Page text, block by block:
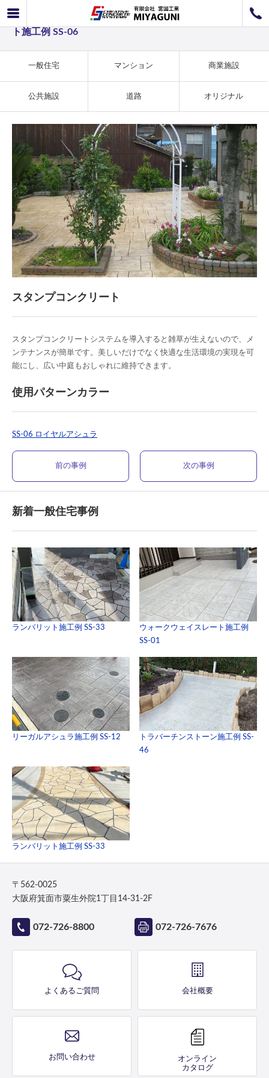
お問い合わせ 工事のお見積もり
一般住宅事例 中庭の維持が簡単なスタンプコンクリー
ト施工例 SS-06
一般住宅 マンション 商業施設
公共施設 道路 オリジナル
スタンプコンクリート
スタンプコンクリートシステムを導入すると雑草が生えないので、メ
ンテナンスが簡単です。美しいだけでなく快適な生活環境の実現を可
能にし、広い中庭もおしゃれに維持できます。
使用パターンカラー
SS-06 ロイヤルアシュラ
前の事例 次の事例
新着一般住宅事例
ランバリット施工例 SS-33
ウォークウェイスレート施工例
SS-01
リーガルアシュラ施工例 SS-12
トラバーチンストーン施工例 SS-
46
ランバリット施工例 SS-33
〒562-0025
大阪府箕面市粟生外院1丁目14-31-2F
072-726-8800 072-726-7676
よくあるご質問 会社概要
お問い合わせ
オンライン
カタログ